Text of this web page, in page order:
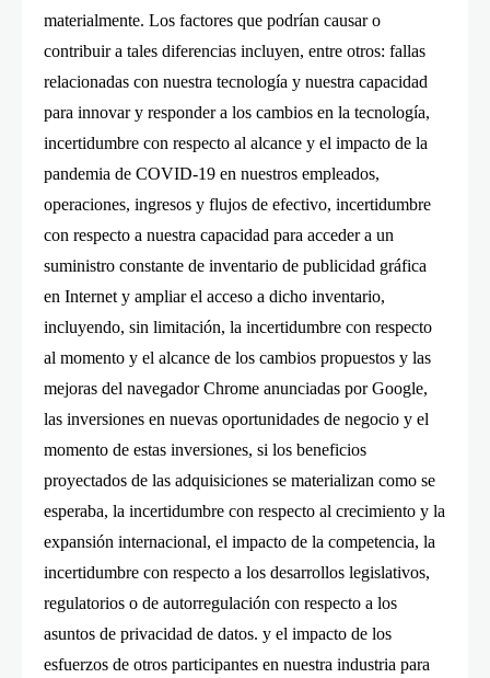
materialmente. Los factores que podrían causar o
contribuir a tales diferencias incluyen, entre otros: fallas
relacionadas con nuestra tecnología y nuestra capacidad
para innovar y responder a los cambios en la tecnología,
incertidumbre con respecto al alcance y el impacto de la
pandemia de COVID-19 en nuestros empleados,
operaciones, ingresos y flujos de efectivo, incertidumbre
con respecto a nuestra capacidad para acceder a un
suministro constante de inventario de publicidad gráfica
en Internet y ampliar el acceso a dicho inventario,
incluyendo, sin limitación, la incertidumbre con respecto
al momento y el alcance de los cambios propuestos y las
mejoras del navegador Chrome anunciadas por Google,
las inversiones en nuevas oportunidades de negocio y el
momento de estas inversiones, si los beneficios
proyectados de las adquisiciones se materializan como se
esperaba, la incertidumbre con respecto al crecimiento y la
expansión internacional, el impacto de la competencia, la
incertidumbre con respecto a los desarrollos legislativos,
regulatorios o de autorregulación con respecto a los
asuntos de privacidad de datos. y el impacto de los
esfuerzos de otros participantes en nuestra industria para